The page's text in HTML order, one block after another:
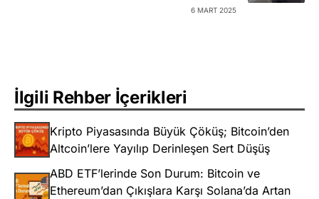
6 MART 2025
İlgili Rehber İçerikleri
Kripto Piyasasında Büyük Çöküş; Bitcoin’den
Altcoin’lere Yayılıp Derinleşen Sert Düşüş
ABD ETF’lerinde Son Durum: Bitcoin ve
Ethereum’dan Çıkışlara Karşı Solana’da Artan